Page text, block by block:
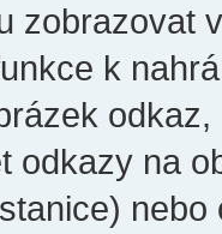
zobrazovat
k
odkazy na